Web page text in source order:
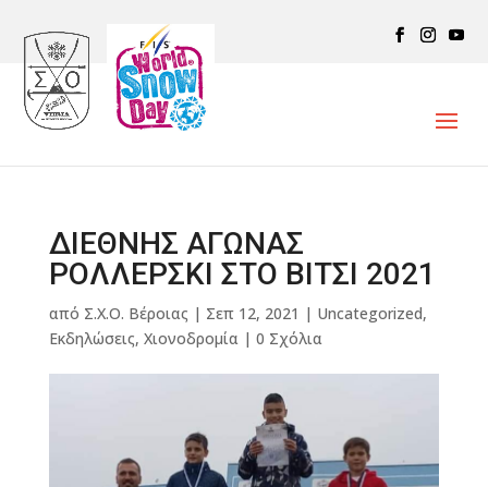
ΔΙΕΘΝΗΣ ΑΓΩΝΑΣ
ΡΟΛΛΕΡΣΚΙ ΣΤΟ ΒΙΤΣΙ 2021
από Σ.Χ.Ο. Βέροιας | Σεπ 12, 2021 | Uncategorized,
Εκδηλώσεις, Χιονοδρομία| 0 Σχόλια